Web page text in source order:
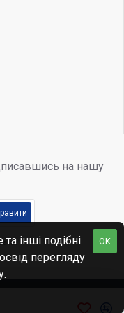
на нашу
OK
інші подібні
перегляду